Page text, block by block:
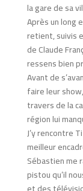
la gare de sa
Après un long
retient, suivis
de Claude
ressens bien
Avant de
faire leur
travers de la
région lui
J’y rencontre
meilleur
Sébastien me
pistou qu’il